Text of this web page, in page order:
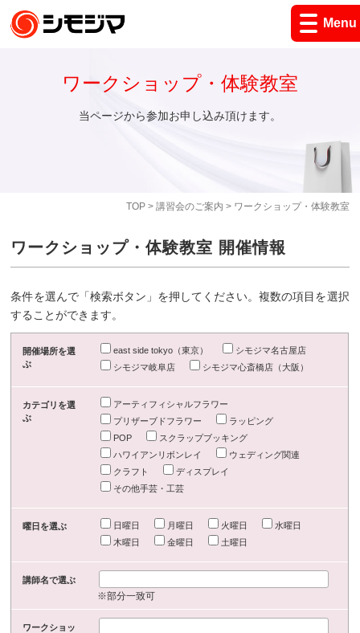
Menu
TOP> 講習会のご案内 > ワークショップ・体験教室
ワークショップ・体験教室
当ページから参加お申し込み頂けます。
ワークショップ・体験教室 開催情報
条件を選んで「検索ボタン」を押してください。複数の項目を選択
することができます。
開催場所を選
ぶ
east side tokyo（東京）
シモジマ名古屋店
シモジマ岐阜店
シモジマ心斎橋店（大阪）
カテゴリを選
ぶ
アーティフィシャルフラワー
プリザーブドフラワー
ラッピング
POP
スクラップブッキング
ハワイアンリボンレイ
ウェディング関連
クラフト
ディスプレイ
その他手芸・工芸
曜日を選ぶ 日曜日 月曜日 火曜日
水曜日
木曜日
金曜日 土曜日
講師名で選ぶ
※部分一致可
ワークショッ